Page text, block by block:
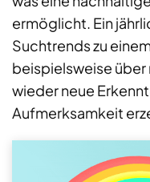
ermöglicht. Ein
Suchtrends zu
beispielsweise über
wieder neue
Aufmerksamkeit